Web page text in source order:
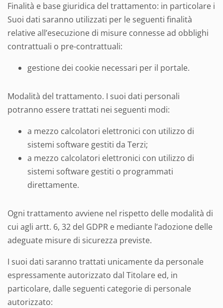
Finalità e base giuridica del trattamento: in particolare i
Suoi dati saranno utilizzati per le seguenti finalità
relative all’esecuzione di misure connesse ad obblighi
contrattuali o pre-contrattuali:
gestione dei cookie necessari per il portale.
Modalità del trattamento. I suoi dati personali
potranno essere trattati nei seguenti modi:
a mezzo calcolatori elettronici con utilizzo di
sistemi software gestiti da Terzi;
a mezzo calcolatori elettronici con utilizzo di
sistemi software gestiti o programmati
direttamente.
Ogni trattamento avviene nel rispetto delle modalità di
cui agli artt. 6, 32 del GDPR e mediante l’adozione delle
adeguate misure di sicurezza previste.
I suoi dati saranno trattati unicamente da personale
espressamente autorizzato dal Titolare ed, in
particolare, dalle seguenti categorie di personale
autorizzato: